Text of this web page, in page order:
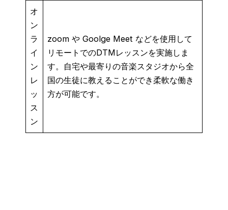
オ
ン
ラ
イ
ン
レ
ッ
ス
ン
zoom や Goolge Meet などを使用して
リモートでのDTMレッスンを実施しま
す。自宅や最寄りの音楽スタジオから全
国の生徒に教えることができ柔軟な働き
方が可能です。